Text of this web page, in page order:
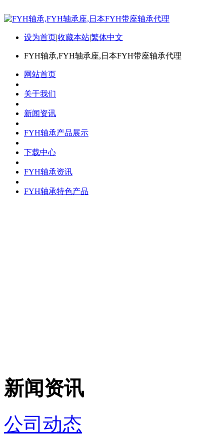
设为首页|收藏本站|繁体中文
FYH轴承,FYH轴承座,日本FYH带座轴承代理
网站首页
关于我们
新闻资讯
FYH轴承产品展示
下载中心
FYH轴承资讯
FYH轴承特色产品
新闻资讯
公司动态